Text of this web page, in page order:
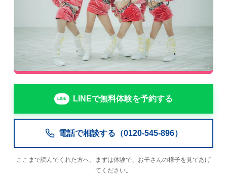
LINEで無料体験を予約する
電話で相談する（0120-545-896）
ここまで読んでくれた方へ。まずは体験で、お子さんの様子を見てあげ
てください。